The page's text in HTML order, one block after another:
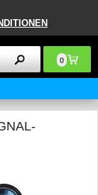
0